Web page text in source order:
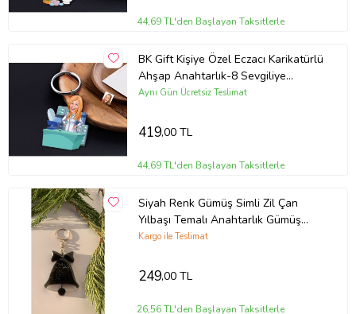
44,69 TL'den Başlayan Taksitlerle
BK Gift Kişiye Özel Eczacı Karikatürlü
Ahşap Anahtarlık-8 Sevgiliye
Hediye, Arkadaşa Hediye, Doğum
Aynı Gün Ücretsiz Teslimat
419,00 TL
44,69 TL'den Başlayan Taksitlerle
Siyah Renk Gümüş Simli Zil Çan
Yılbaşı Temalı Anahtarlık Gümüş
Aksesuarlı El Yapımı Epoksi
Kargo ile Teslimat
249,00 TL
26,56 TL'den Başlayan Taksitlerle